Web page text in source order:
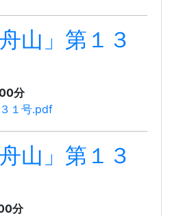
山」第１３
分
１号.pdf
山」第１３
分